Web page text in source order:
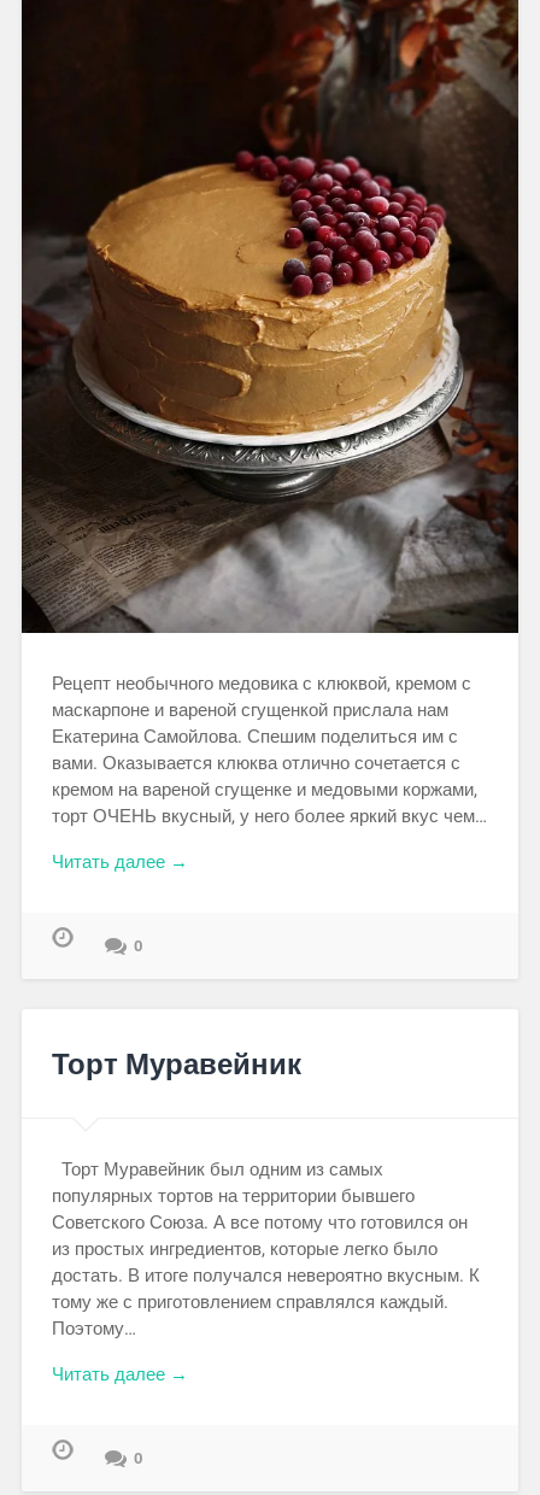
Рецепт необычного медовика с клюквой, кремом с
маскарпоне и вареной сгущенкой прислала нам
Екатерина Самойлова. Спешим поделиться им с
вами. Оказывается клюква отлично сочетается с
кремом на вареной сгущенке и медовыми коржами,
торт ОЧЕНЬ вкусный, у него более яркий вкус чем…
Читать далее →
0
Торт Муравейник
Торт Муравейник был одним из самых
популярных тортов на территории бывшего
Советского Союза. А все потому что готовился он
из простых ингредиентов, которые легко было
достать. В итоге получался невероятно вкусным. К
тому же с приготовлением справлялся каждый.
Поэтому…
Читать далее →
0